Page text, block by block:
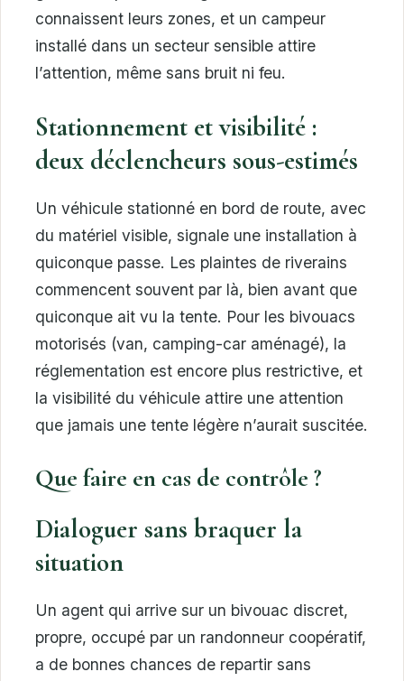
connaissent leurs zones, et un campeur
installé dans un secteur sensible attire
l’attention, même sans bruit ni feu.
Stationnement et visibilité :
deux déclencheurs sous-estimés
Un véhicule stationné en bord de route, avec
du matériel visible, signale une installation à
quiconque passe. Les plaintes de riverains
commencent souvent par là, bien avant que
quiconque ait vu la tente. Pour les bivouacs
motorisés (van, camping-car aménagé), la
réglementation est encore plus restrictive, et
la visibilité du véhicule attire une attention
que jamais une tente légère n’aurait suscitée.
Que faire en cas de contrôle ?
Dialoguer sans braquer la
situation
Un agent qui arrive sur un bivouac discret,
propre, occupé par un randonneur coopératif,
a de bonnes chances de repartir sans